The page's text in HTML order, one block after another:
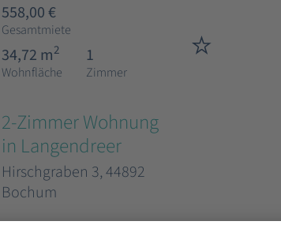
558,00 €
Gesamtmiete
34,72 m2
Wohnfläche
1
Zimmer
2-Zimmer Wohnung
in Langendreer
Hirschgraben 3, 44892
Bochum